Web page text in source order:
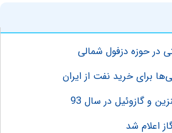
در حوزه دزفول شمالی
برای خرید نفت از ایران
و گازوئیل در سال 93
اعلام شد